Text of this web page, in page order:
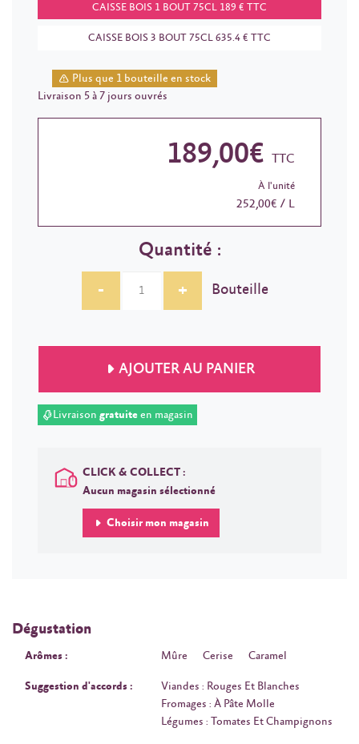
CAISSE BOIS 1 BOUT 75CL 189 € TTC
CAISSE BOIS 3 BOUT 75CL 635.4 € TTC
Plus que 1 bouteille en stock
Livraison 5 à 7 jours ouvrés
189,00€ TTC
À l'unité
252,00€ / L
Quantité :
-
+ Bouteille
AJOUTER AU PANIER
Livraison gratuiteen magasin
CLICK & COLLECT :
Aucun magasin sélectionné
Choisir mon magasin
Dégustation
Arômes : Mûre Cerise Caramel
Suggestion d'accords :
Viandes : Rouges Et Blanches
Fromages : À Pâte Molle
Légumes : Tomates Et Champignons